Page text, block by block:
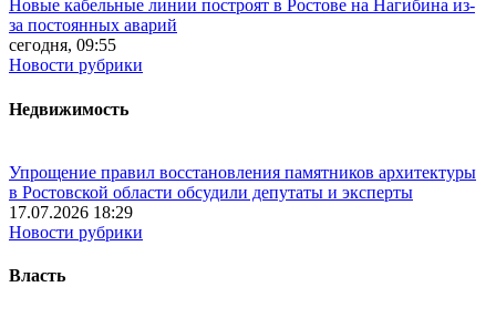
Новые кабельные линии построят в Ростове на Нагибина из-
за постоянных аварий
сегодня, 09:55
Новости рубрики
Недвижимость
Упрощение правил восстановления памятников архитектуры
в Ростовской области обсудили депутаты и эксперты
17.07.2026 18:29
Новости рубрики
Власть